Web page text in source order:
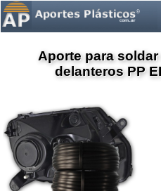
Aporte para
delanteros PP